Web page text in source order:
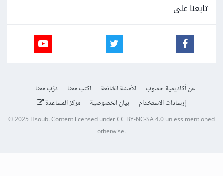
تابعنا على
عن أكاديمية حسوب الأسئلة الشائعة اكتب معنا
درّب معنا
إرشادات الاستخدام
بيان الخصوصية مركز المساعدة
© 2025 Hsoub.Content licensed underCC BY-NC-SA 4.0unless mentioned
otherwise.